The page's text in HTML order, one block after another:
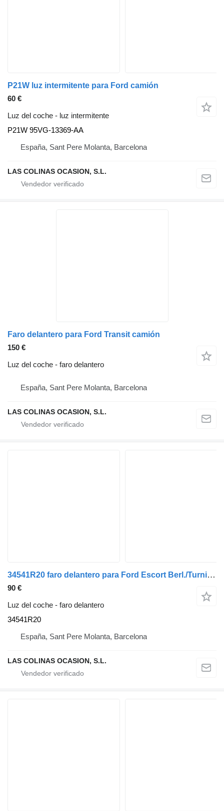
P21W luz intermitente para Ford camión
60 €
Luz del coche - luz intermitente
P21W 95VG-13369-AA
España, Sant Pere Molanta, Barcelona
LAS COLINAS OCASION, S.L.
Faro delantero para Ford Transit camión
150 €
Luz del coche - faro delantero
España, Sant Pere Molanta, Barcelona
LAS COLINAS OCASION, S.L.
34541R20 faro delantero para Ford Escort Berl./Turnier (1991->) camión
90 €
Luz del coche - faro delantero
34541R20
España, Sant Pere Molanta, Barcelona
LAS COLINAS OCASION, S.L.